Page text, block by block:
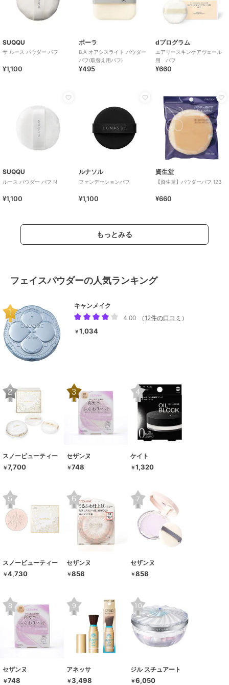
SUQQU
ザ ルース パウダー パフ
¥1,100
ポーラ
B.A オアシスライト パウダー
パフ(取替え用パフ)
¥495
dプログラム
エアリースキンケアヴェール
用 パフ
¥660
SUQQU
ルース パウダー パフ N
¥1,100
ルナソル
ファンデーションパフ
¥1,100
資生堂
【資生堂】パウダーパフ 123
¥660
もっとみる
フェイスパウダーの人気ランキング
キャンメイク
4.00
（ 12件の口コミ ）
￥1,034
スノービューティー
￥7,700
セザンヌ
￥748
ケイト
￥1,320
スノービューティー
￥4,730
セザンヌ
￥858
セザンヌ
￥858
セザンヌ
￥748
アネッサ
￥3,498
ジル スチュアート
￥6,050